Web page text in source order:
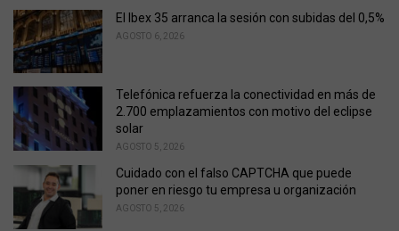
El Ibex 35 arranca la sesión con subidas del 0,5%
AGOSTO 6, 2026
Telefónica refuerza la conectividad en más de
2.700 emplazamientos con motivo del eclipse
solar
AGOSTO 5, 2026
Cuidado con el falso CAPTCHA que puede
poner en riesgo tu empresa u organización
AGOSTO 5, 2026